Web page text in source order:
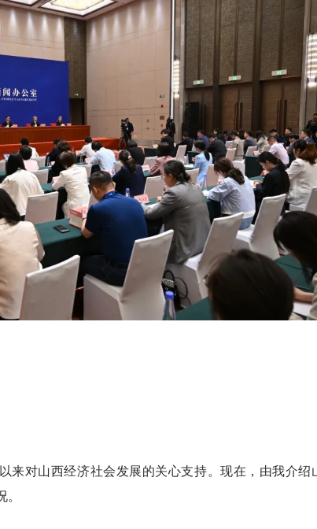
来对山西经济社会发展的关心支持。现在，由我介绍